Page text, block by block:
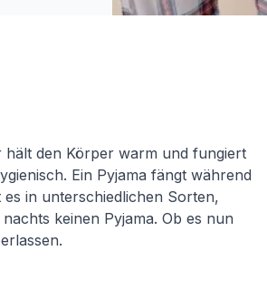
fijn voor op
hält den Körper warm und fungiert
Ein Pyjama fängt während
in unterschiedlichen Sorten,
keinen Pyjama. Ob es nun